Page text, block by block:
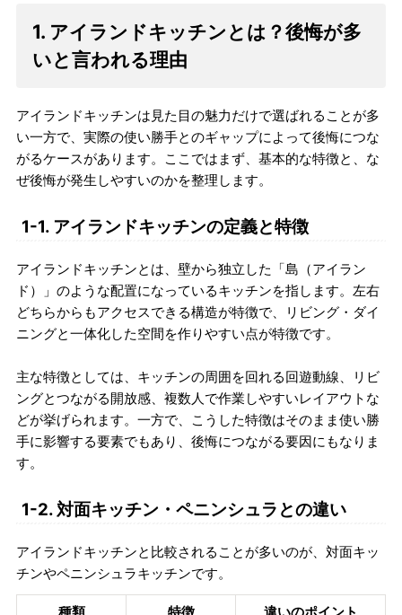
1. アイランドキッチンとは？後悔が多
いと言われる理由
アイランドキッチンは見た目の魅力だけで選ばれることが多
い一方で、実際の使い勝手とのギャップによって後悔につな
がるケースがあります。ここではまず、基本的な特徴と、な
ぜ後悔が発生しやすいのかを整理します。
1-1. アイランドキッチンの定義と特徴
アイランドキッチンとは、壁から独立した「島（アイラン
ド）」のような配置になっているキッチンを指します。左右
どちらからもアクセスできる構造が特徴で、リビング・ダイ
ニングと一体化した空間を作りやすい点が特徴です。
主な特徴としては、キッチンの周囲を回れる回遊動線、リビ
ングとつながる開放感、複数人で作業しやすいレイアウトな
どが挙げられます。一方で、こうした特徴はそのまま使い勝
手に影響する要素でもあり、後悔につながる要因にもなりま
す。
1-2. 対面キッチン・ペニンシュラとの違い
アイランドキッチンと比較されることが多いのが、対面キッ
チンやペニンシュラキッチンです。